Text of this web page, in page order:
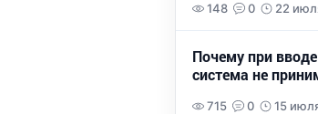
148 0 22
Почему при
система не
715 0 15